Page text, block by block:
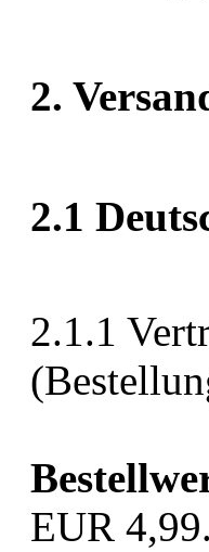
2.
2.1
2.1.1
EUR 4,99.